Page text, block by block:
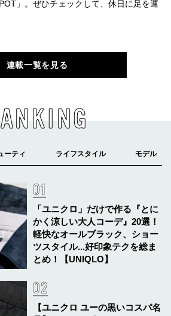
」。ぜひチェックして、休日に足を運
連載一覧を見る
「ユニクロ」だけで作る『とに
かく涼しい大人コーデ』20選！
軽快なオールブラック、ショー
ツスタイル...好印象テクを総ま
とめ！【UNIQLO】
【ユニクロ ユーの黒いコスパ名